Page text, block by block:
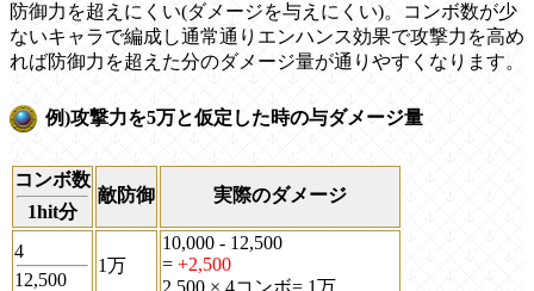
防御力を超えにくい(ダメージを与えにくい)。コンボ数が少
ないキャラで編成し通常通りエンハンス効果で攻撃力を高め
れば防御力を超えた分のダメージ量が通りやすくなります。
例)攻撃力を5万と仮定した時の与ダメージ量
コンボ数
1hit分
敵防御 実際のダメージ
4
12,500
1万
10,000 - 12,500
= +2,500
2,500 × 4コンボ= 1万